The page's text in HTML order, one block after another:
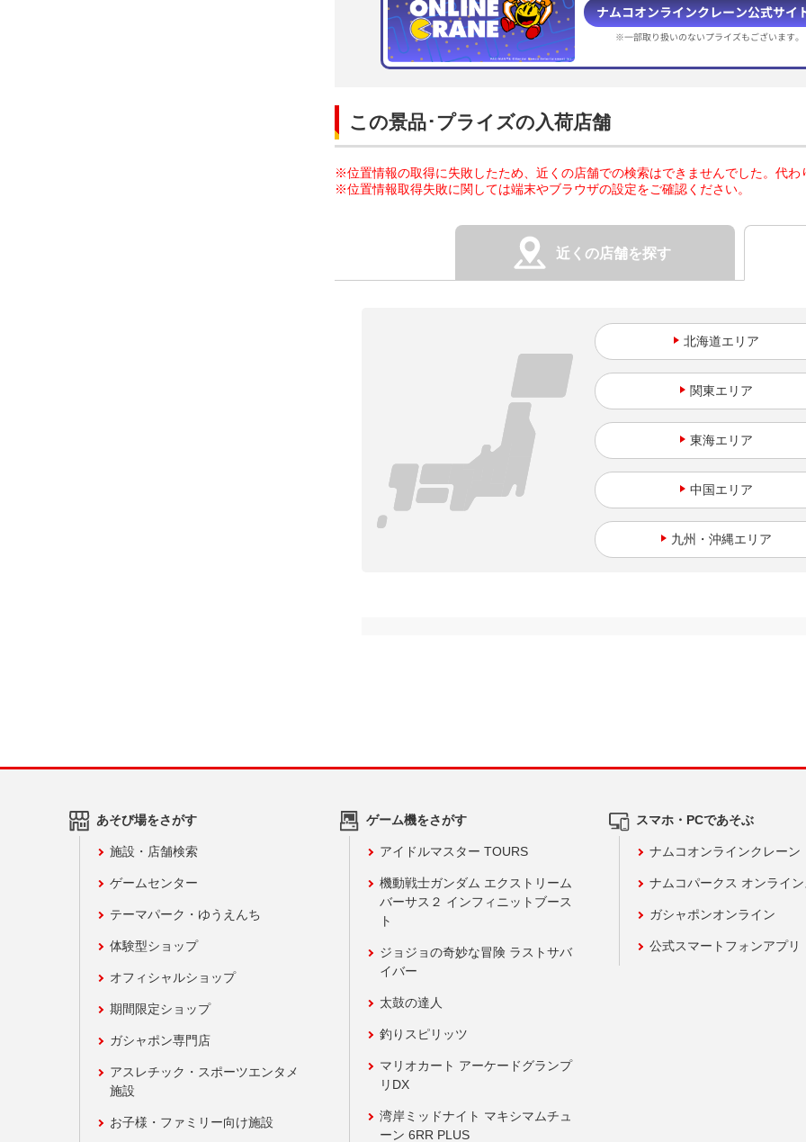
ナムコオンラインクレーン公式サイ
※一部取り扱いのないプライズもございます。
この景品･プライズの入荷店舗
※位置情報の取得に失敗したため、近くの店舗での検索はできませんでした。代
※位置情報取得失敗に関しては端末やブラウザの設定をご確認ください。
近くの店舗を探す
北海道
関東
東海
中国
九州・沖縄
あそび場をさがす
施設・店舗検索
ゲームセンター
テーマパーク・ゆうえんち
体験型ショップ
オフィシャルショップ
期間限定ショップ
ガシャポン専門店
アスレチック・スポーツエンタメ
施設
お子様・ファミリー向け施設
ゲーム機をさがす
アイドルマスター TOURS
機動戦士ガンダム エクストリーム
バーサス２ インフィニットブース
ト
ジョジョの奇妙な冒険 ラストサバ
イバー
太鼓の達人
釣りスピリッツ
マリオカート アーケードグランプ
リDX
湾岸ミッドナイト マキシマムチュ
ーン 6RR PLUS
スマホ・PCであそぶ
ナムコオンラインクレーン
ナムコパークス オンライ
ガシャポンオンライン
公式スマートフォンアプリ